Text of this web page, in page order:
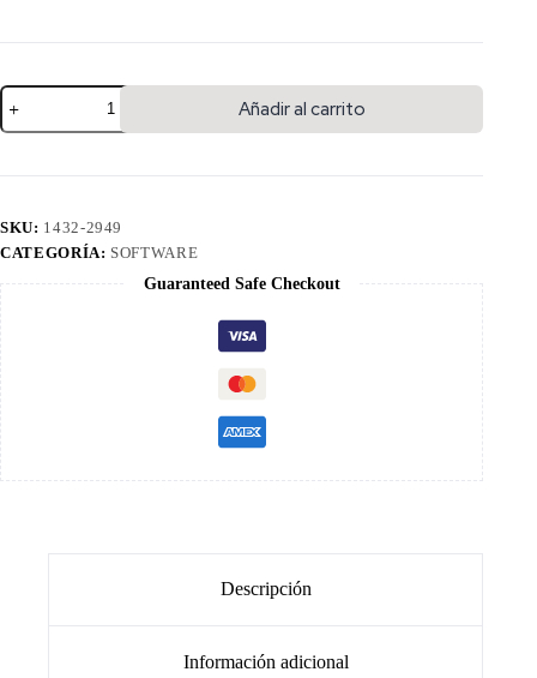
Añadir al carrito
SKU: 1432-2949
CATEGORÍA: SOFTWARE
Guaranteed Safe Checkout
Descripción
Información adicional